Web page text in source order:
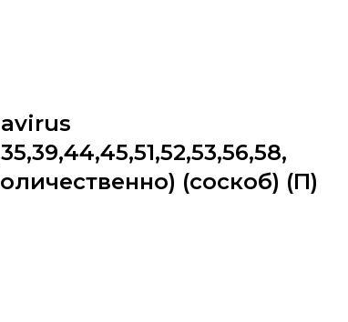
(соскоб) (П)